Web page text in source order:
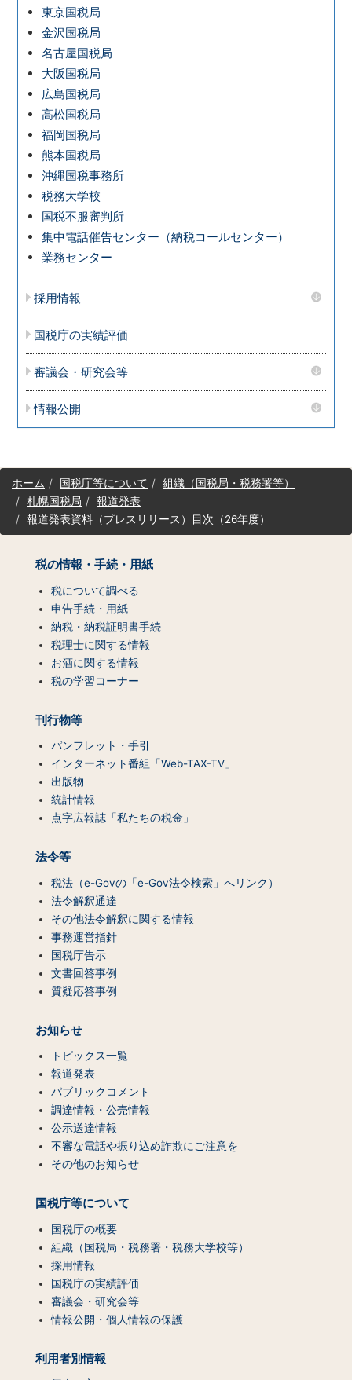
東京国税局
金沢国税局
名古屋国税局
大阪国税局
広島国税局
高松国税局
福岡国税局
熊本国税局
沖縄国税事務所
税務大学校
国税不服審判所
集中電話催告センター（納税コールセンター）
業務センター
採用情報
国税庁の実績評価
審議会・研究会等
情報公開
サ
イホーム 国税庁等について
組織（国税局・税務署等）
札幌国税局
報道発表
報道発表資料（プレスリリース）目次（26年度）
税の情報・手続・用紙
税について調べる
申告手続・用紙
納税・納税証明書手続
税理士に関する情報
お酒に関する情報
税の学習コーナー
刊行物等
パンフレット・手引
インターネット番組「Web-TAX-TV」
出版物
統計情報
点字広報誌「私たちの税金」
法令等
税法（e-Govの「e-Gov法令検索」へリンク）
法令解釈通達
その他法令解釈に関する情報
事務運営指針
国税庁告示
文書回答事例
質疑応答事例
お知らせ
トピックス一覧
報道発表
パブリックコメント
調達情報・公売情報
公示送達情報
不審な電話や振り込め詐欺にご注意を
その他のお知らせ
国税庁等について
国税庁の概要
組織（国税局・税務署・税務大学校等）
採用情報
国税庁の実績評価
審議会・研究会等
情報公開・個人情報の保護
利用者別情報